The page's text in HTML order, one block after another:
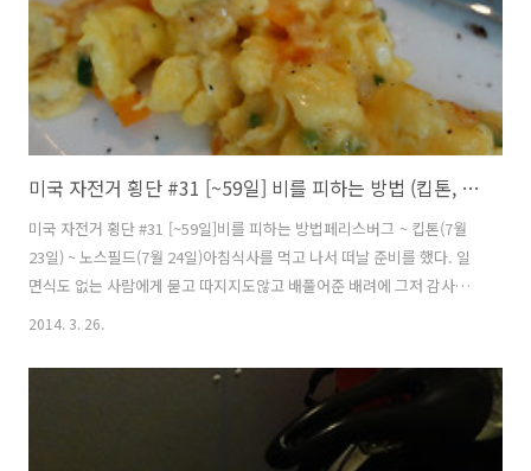
미국 자전거 횡단 #31 [~59일] 비를 피하는 방법 (킵톤, 노스필드)
미국 자전거 횡단 #31 [~59일]비를 피하는 방법페리스버그 ~ 킵톤(7월
23일) ~ 노스필드(7월 24일)아침식사를 먹고 나서 떠날 준비를 했다. 일
면식도 없는 사람에게 묻고 따지지도않고 배풀어준 배려에 그저 감사할
따름이다.이제 이리호(Lake Erie)를 따라서 북동쪽으로 올라갈 예정이
해서 가도 되는데 아저씨가 마지막까지도 신경을 많이 쎠주셨다.혹시라
도 무슨 일이 생기거나 연락할 일이 있으면 전화하라고 집주소와 연락처
까지알려 주셨다.아저씨는 동양문화에 관심도 많으신것 같았다.짐을 싸
고 밖으로 나와서 사진을 같이 찍기로 했다. 물병에 손가락으로 가리키더
2014. 3. 26.